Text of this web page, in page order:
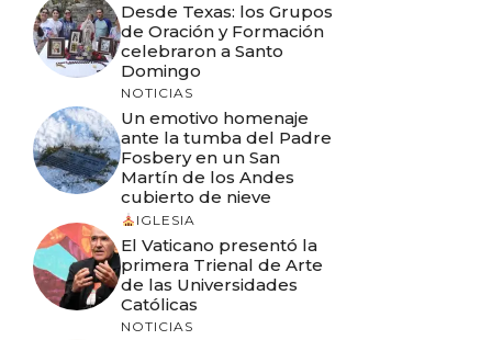
Desde Texas: los Grupos
de Oración y Formación
celebraron a Santo
Domingo
NOTICIAS
Un emotivo homenaje
ante la tumba del Padre
Fosbery en un San
Martín de los Andes
cubierto de nieve
IGLESIA
El Vaticano presentó la
primera Trienal de Arte
de las Universidades
Católicas
NOTICIAS